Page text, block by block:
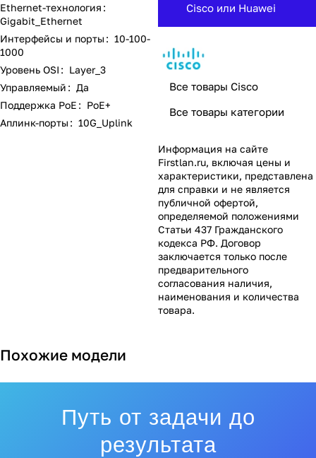
Ethernet-технология:
Gigabit_Ethernet
Интерфейсы и порты: 10-100-
1000
Уровень OSI: Layer_3
Управляемый: Да
Поддержка PoE: PoE+
Аплинк-порты: 10G_Uplink
Cisco или Huawei
Все товары Cisco
Все товары категории
Информация на сайте
Firstlan.ru, включая цены и
характеристики, представлена
для справки и не является
публичной офертой,
определяемой положениями
Статьи 437 Гражданского
кодекса РФ. Договор
заключается только после
предварительного
согласования наличия,
наименования и количества
товара.
Похожие модели
Путь от задачи до
результата